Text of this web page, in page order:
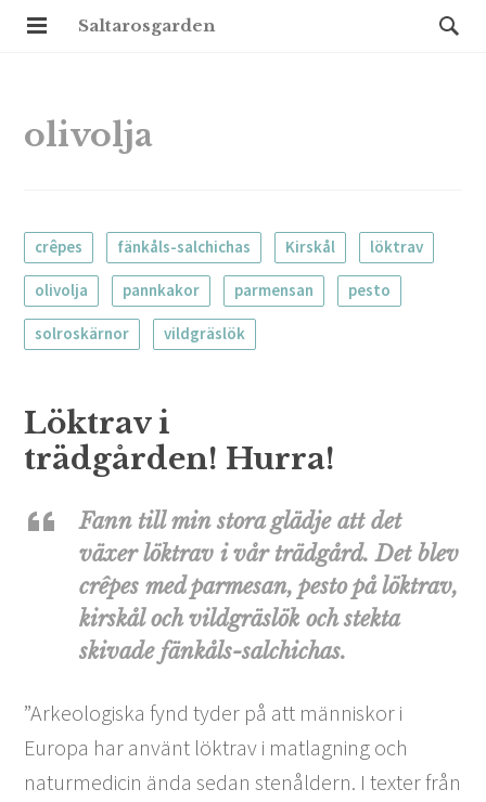
Saltarosgarden
olivolja
crêpes fänkåls-salchichas Kirskål löktrav
olivolja pannkakor parmensan pesto
solroskärnor vildgräslök
Löktrav i
trädgården! Hurra!
Fann till min stora glädje att det
växer löktrav i vår trädgård. Det blev
crêpes med parmesan, pesto på löktrav,
kirskål och vildgräslök och stekta
skivade fänkåls-salchichas.
”Arkeologiska fynd tyder på att människor i
Europa har använt löktrav i matlagning och
naturmedicin ända sedan stenåldern. I texter från